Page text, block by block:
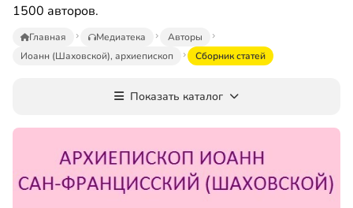
1500 авторов.
Главная Медиатека
Авторы
Иоанн (Шаховской), архиепископ
Сборник статей
Показать каталог